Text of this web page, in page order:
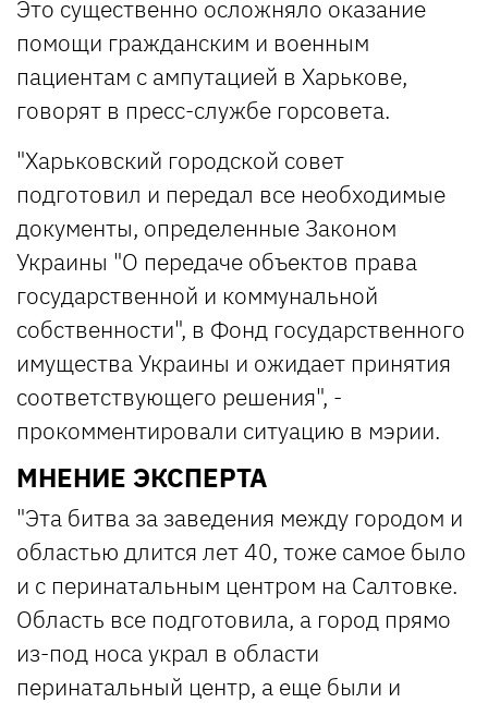
Это существенно осложняло оказание
помощи гражданским и военным
пациентам с ампутацией в Харькове,
говорят в пресс-службе горсовета.
"Харьковский городской совет
подготовил и передал все необходимые
документы, определенные Законом
Украины "О передаче объектов права
государственной и коммунальной
собственности", в Фонд государственного
имущества Украины и ожидает принятия
соответствующего решения", -
прокомментировали ситуацию в мэрии.
МНЕНИЕ ЭКСПЕРТА
"Эта битва за заведения между городом и
областью длится лет 40, тоже самое было
и с перинатальным центром на Салтовке.
Область все подготовила, а город прямо
из-под носа украл в области
перинатальный центр, а еще были и